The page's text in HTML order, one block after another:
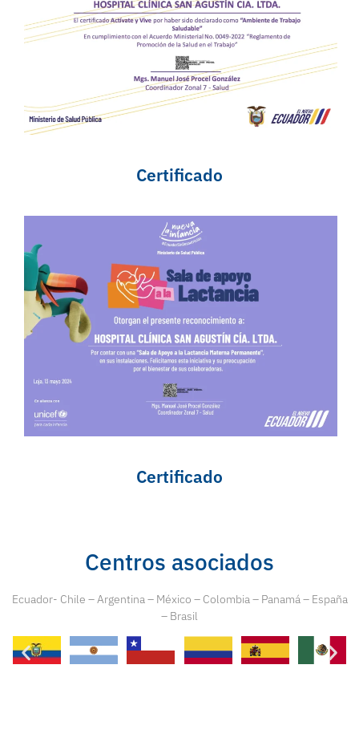
Certificado
Certificado
Centros asociados
Ecuador- Chile – Argentina – México – Colombia – Panamá – España
– Brasil